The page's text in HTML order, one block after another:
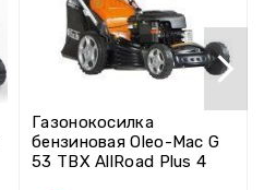
Газонокосилка
бензиновая Oleo-Mac G
53 TBX AllRoad Plus 4